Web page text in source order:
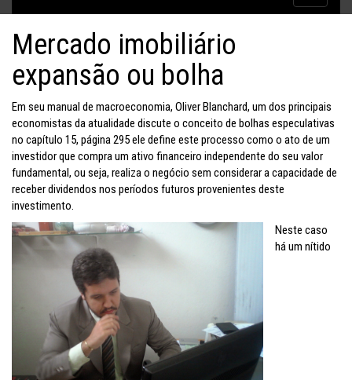
Mercado imobiliário
expansão ou bolha
Em seu manual de macroeconomia, Oliver Blanchard, um dos principais
economistas da atualidade discute o conceito de bolhas especulativas
no capítulo 15, página 295 ele define este processo como o ato de um
investidor que compra um ativo financeiro independente do seu valor
fundamental, ou seja, realiza o negócio sem considerar a capacidade de
receber dividendos nos períodos futuros provenientes deste
investimento.
Neste caso
há um nítido